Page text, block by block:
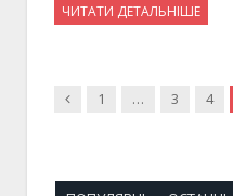
ЧИТАТИ ДЕТАЛЬНІШЕ
Previous
1 … 3 4